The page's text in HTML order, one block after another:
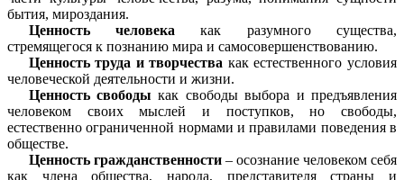
бытия, мироздания.
Ценность человека как разумного существа,
стремящегося к познанию мира и самосовершенствованию.
Ценность труда и творчества как естественного условия
человеческой деятельности и жизни.
Ценность свободы как свободы выбора и предъявления
человеком своих мыслей и поступков, но свободы,
естественно ограниченной нормами и правилами поведения в
обществе.
Ценность гражданственности – осознание человеком себя
как члена общества, народа, представителя страны и